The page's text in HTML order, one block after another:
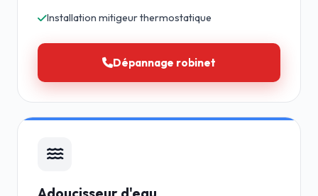
Installation mitigeur thermostatique
Dépannage robinet